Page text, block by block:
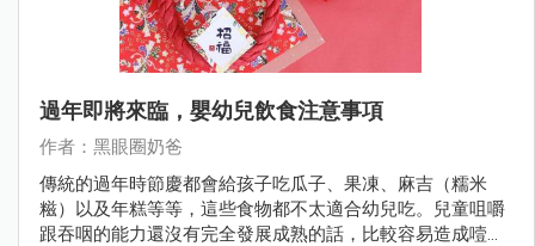
過年即將來臨，嬰幼兒飲食注意事項
作者：黑眼圈奶爸
傳統的過年時節慶都會給孩子吃瓜子、果凍、麻吉（糯米
糍）以及年糕等等，這些食物都不太適合幼兒吃。兒童咀嚼
跟吞咽的能力還沒有完全發展成熟的話，比較容易造成噎住